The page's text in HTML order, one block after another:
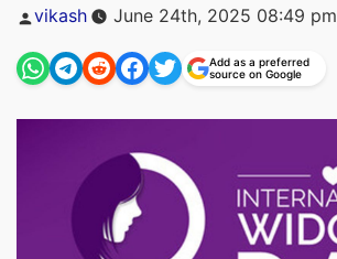
Posted
vikash June 24th, 2025 08:49 pm
Add as a preferred
source on Google